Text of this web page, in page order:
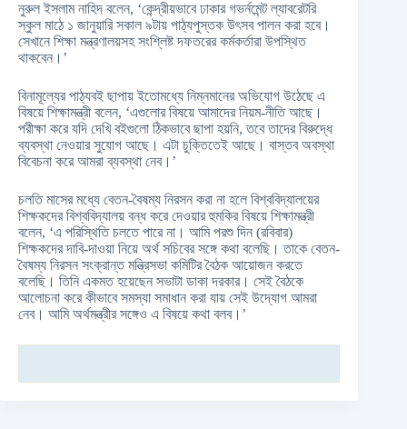
নুরুল ইসলাম নাহিদ বলেন, ‘কেন্দ্রীয়ভাবে ঢাকার গভর্নমেন্ট ল্যাবরেটরি
স্কুল মাঠে ১ জানুয়ারি সকাল ৯টায় পাঠ্যপুস্তক উৎসব পালন করা হবে।
সেখানে শিক্ষা মন্ত্রণালয়সহ সংশ্লিষ্ট দফতরের কর্মকর্তারা উপস্থিত
থাকবেন।’
বিনামূল্যের পাঠ্যবই ছাপায় ইতোমধ্যে নিম্নমানের অভিযোগ উঠেছে এ
বিষয়ে শিক্ষামন্ত্রী বলেন, ‘এগুলোর বিষয়ে আমাদের নিয়ম-নীতি আছে।
পরীক্ষা করে যদি দেখি বইগুলো ঠিকভাবে ছাপা হয়নি, তবে তাদের বিরুদ্ধে
ব্যবস্থা নেওয়ার সুযোগ আছে। এটা চুক্তিতেই আছে। বাস্তব অবস্থা
বিবেচনা করে আমরা ব্যবস্থা নেব।’
চলতি মাসের মধ্যে বেতন-বৈষম্য নিরসন করা না হলে বিশ্ববিদ্যালয়ের
শিক্ষকদের বিশ্ববিদ্যালয় বন্ধ করে দেওয়ার হুমকির বিষয়ে শিক্ষামন্ত্রী
বলেন, ‘এ পরিস্থিতি চলতে পারে না। আমি পরশু দিন (রবিবার)
শিক্ষকদের দাবি-দাওয়া নিয়ে অর্থ সচিবের সঙ্গে কথা বলেছি। তাকে বেতন-
বৈষম্য নিরসন সংক্রান্ত মন্ত্রিসভা কমিটির বৈঠক আয়োজন করতে
বলেছি। তিনি একমত হয়েছেন সভাটা ডাকা দরকার। সেই বৈঠকে
আলোচনা করে কীভাবে সমস্যা সমাধান করা যায় সেই উদ্যোগ আমরা
নেব। আমি অর্থমন্ত্রীর সঙ্গেও এ বিষয়ে কথা বলব।’